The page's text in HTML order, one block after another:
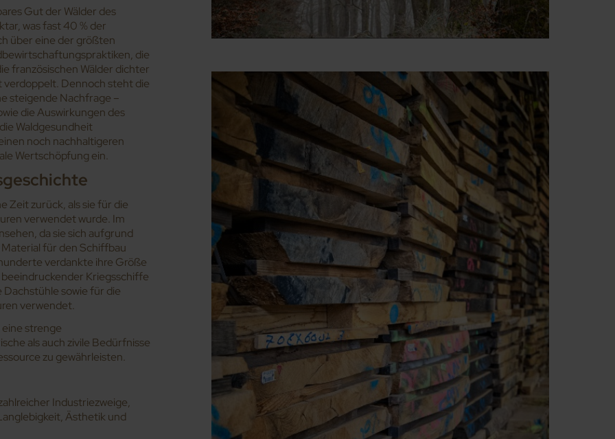
Gut der Wälder des
was fast 40 % der
über eine der größten
die
französischen Wälder dichter
verdoppelt. Dennoch steht die
steigende Nachfrage –
die Auswirkungen des
Waldgesundheit
noch nachhaltigeren
Wertschöpfung ein.
Zeit zurück, als sie für die
verwendet wurde. Im
da sie sich aufgrund
Material für den Schiffbau
verdankte ihre Größe
Kriegsschiffe
sowie für die
verwendet.
strenge
als auch zivile Bedürfnisse
zu gewährleisten.
Industriezweige,
Ästhetik und